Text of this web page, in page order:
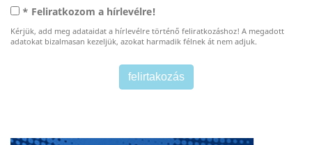
* Feliratkozom a hírlevélre!
Kérjük, add meg adataidat a hírlevélre történő feliratkozáshoz! A megadott
adatokat bizalmasan kezeljük, azokat harmadik félnek át nem adjuk.